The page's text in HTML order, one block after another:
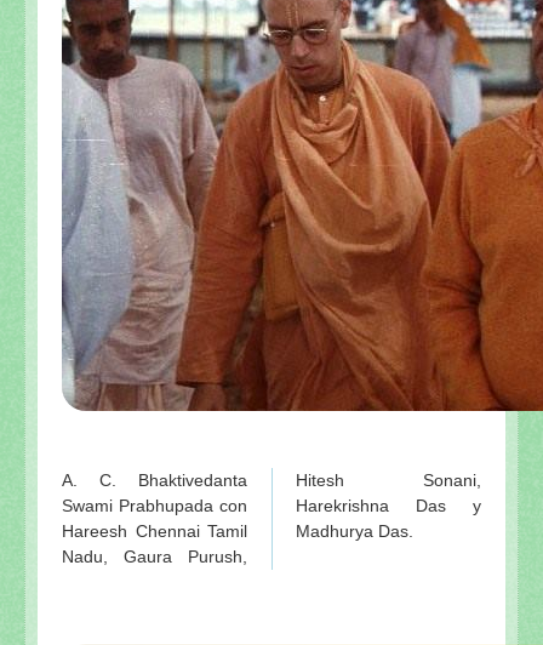
A. C. Bhaktivedanta
Swami Prabhupada con
Hareesh Chennai Tamil
Nadu, Gaura Purush,
Hitesh Sonani,
Harekrishna Das y
Madhurya Das.